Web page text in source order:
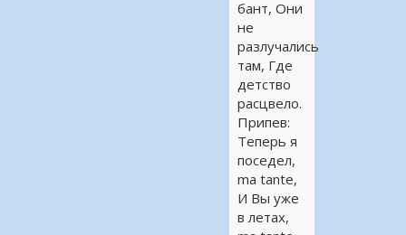
бант, Они
не
разлучались
там, Где
детство
расцвело.
Припев:
Теперь я
поседел,
ma tante,
И Вы уже
в летах,